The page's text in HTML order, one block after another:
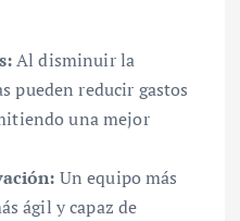
Al disminuir la
pueden reducir gastos
una mejor
Un equipo más
ágil y capaz de